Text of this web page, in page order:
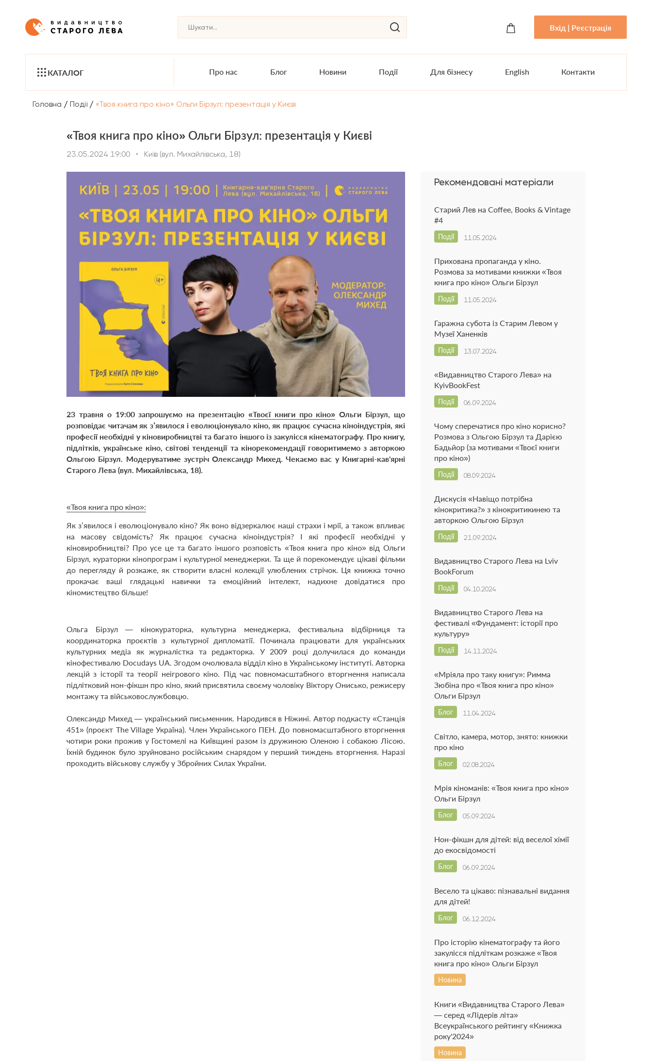
Вхід | Реєстрація
КАТАЛОГ Про нас Блог Новини Події Для бізнесу English Контакти
Головна / Події / «Твоя книга про кіно» Ольги Бірзул: презентація у Києві
«Твоя книга про кіно» Ольги Бірзул: презентація у Києві
23.05.2024 19:00 • Київ (вул. Михайлівська, 18)
23 травня о 19:00 запрошуємо на презентацію «Твоєї книги про кіно» Ольги Бірзул, що
розповідає читачам як з’явилося і еволюціонувало кіно, як працює сучасна кіноіндустрія, які
професії необхідні у кіновиробництві та багато іншого із закулісся кінематографу. Про книгу,
підлітків, українське кіно, світові тенденції та кінорекомендації говоритимемо з авторкою
Ольгою Бірзул. Модеруватиме зустріч Олександр Михед. Чекаємо вас у Книгарні-кав'ярні
Старого Лева (вул. Михайлівська, 18).
«Твоя книга про кіно»:
Як з’явилося і еволюціонувало кіно? Як воно відзеркалює наші страхи і мрії, а також впливає
на масову свідомість? Як працює сучасна кіноіндустрія? І які професії необхідні у
кіновиробництві? Про усе це та багато іншого розповість «Твоя книга про кіно» від Ольги
Бірзул, кураторки кінопрограм і культурної менеджерки. Та ще й порекомендує цікаві фільми
до перегляду й розкаже, як створити власні колекції улюблених стрічок. Ця книжка точно
прокачає ваші глядацькі навички та емоційний інтелект, надихне довідатися про
кіномистецтво більше!
Ольга Бірзул — кінокураторка, культурна менеджерка, фестивальна відбірниця та
координаторка проєктів з культурної дипломатії. Починала працювати для українських
культурних медіа як журналістка та редакторка. У 2009 році долучилася до команди
кінофестивалю Docudays UA. Згодом очолювала відділ кіно в Українському інституті. Авторка
лекцій з історії та теорії неігрового кіно. Під час повномасштабного вторгнення написала
підлітковий нон-фікшн про кіно, який присвятила своєму чоловіку Віктору Онисько, режисеру
монтажу та військовослужбовцю.
Олександр Михед — український письменник. Народився в Ніжині. Автор подкасту «Станція
451» (проєкт The Village Україна). Член Українського ПЕН. До повномасштабного вторгнення
чотири роки прожив у Гостомелі на Київщині разом із дружиною Оленою і собакою Лісою.
Їхній будинок було зруйновано російським снарядом у перший тиждень вторгнення. Наразі
проходить військову службу у Збройних Силах України.
Рекомендовані матеріали
Старий Лев на Coffee, Books & Vintage
#4
11.05.2024
Події
Прихована пропаганда у кіно.
Розмова за мотивами книжки «Твоя
книга про кіно» Ольги Бірзул
11.05.2024
Події
Гаражна субота із Старим Левом у
Музеї Ханенків
13.07.2024
Події
«Видавництво Старого Лева» на
KyivBookFest
06.09.2024
Події
Чому сперечатися про кіно корисно?
Розмова з Ольгою Бірзул та Дарією
Бадьйор (за мотивами «Твоєї книги
про кіно»)
08.09.2024
Події
Дискусія «Навіщо потрібна
кінокритика?» з кінокритикинею та
авторкою Ольгою Бірзул
21.09.2024
Події
Видавництво Старого Лева на Lviv
BookForum
04.10.2024
Події
Видавництво Старого Лева на
фестивалі «Фундамент: історії про
культуру»
14.11.2024
Події
«Мріяла про таку книгу»: Римма
Зюбіна про «Твоя книга про кіно»
Ольги Бірзул
11.04.2024
Блог
Світло, камера, мотор, знято: книжки
про кіно
02.08.2024
Блог
Мрія кіноманів: «Твоя книга про кіно»
Ольги Бірзул
05.09.2024
Блог
Нон-фікшн для дітей: від веселої хімії
до екосвідомості
06.09.2024
Блог
Весело та цікаво: пізнавальні видання
для дітей!
06.12.2024
Блог
Про історію кінематографу та його
закулісся підліткам розкаже «Твоя
книга про кіно» Ольги Бірзул
Новина
Книги «Видавництва Старого Лева»
— серед «Лідерів літа»
Всеукраїнського рейтингу «Книжка
року'2024»
Новина